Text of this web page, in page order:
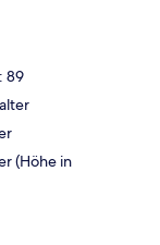
89
(Höhe in